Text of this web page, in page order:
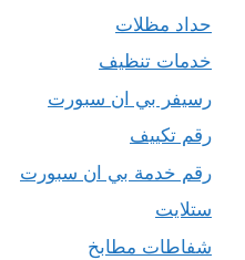
حداد مظلات
خدمات تنظيف
رسيفر بي ان سبورت
رقم تكييف
رقم خدمة بي ان سبورت
ستلايت
شفاطات مطابخ